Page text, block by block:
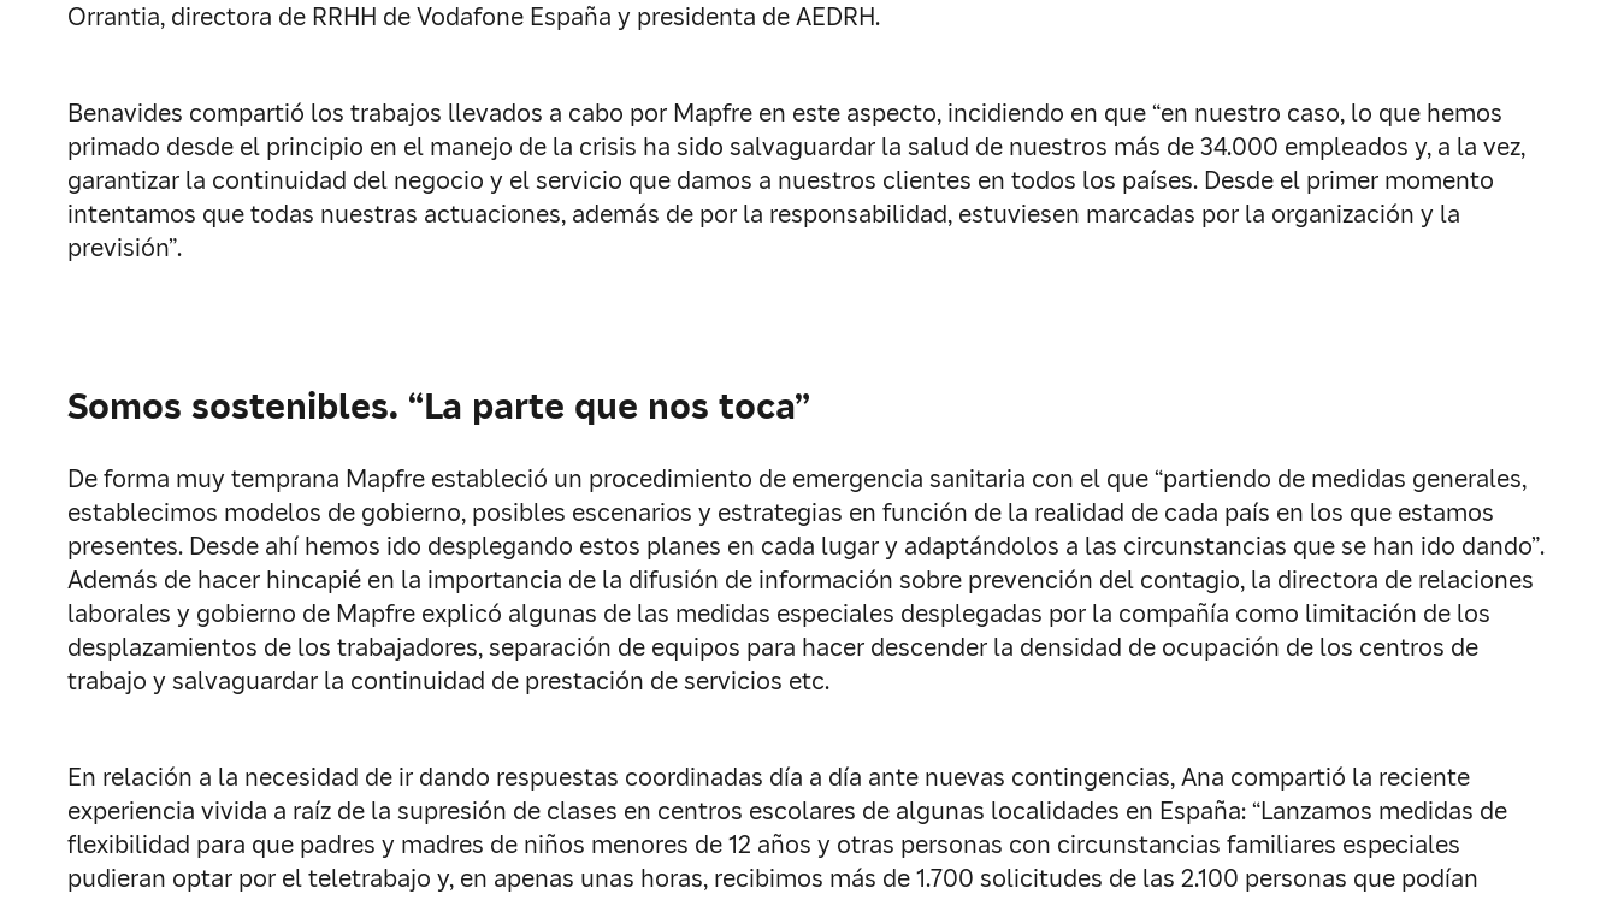
Orrantia, directora de RRHH de Vodafone España y presidenta de AEDRH.
Benavides compartió los trabajos llevados a cabo por Mapfre en este aspecto, incidiendo en que “en nuestro caso, lo que hemos
primado desde el principio en el manejo de la crisis ha sido salvaguardar la salud de nuestros más de 34.000 empleados y, a la vez,
garantizar la continuidad del negocio y el servicio que damos a nuestros clientes en todos los países. Desde el primer momento
intentamos que todas nuestras actuaciones, además de por la responsabilidad, estuviesen marcadas por la organización y la
previsión”.
Somos sostenibles. “La parte que nos toca”
De forma muy temprana Mapfre estableció un procedimiento de emergencia sanitaria con el que “partiendo de medidas generales,
establecimos modelos de gobierno, posibles escenarios y estrategias en función de la realidad de cada país en los que estamos
presentes. Desde ahí hemos ido desplegando estos planes en cada lugar y adaptándolos a las circunstancias que se han ido dando”.
Además de hacer hincapié en la importancia de la difusión de información sobre prevención del contagio, la directora de relaciones
laborales y gobierno de Mapfre explicó algunas de las medidas especiales desplegadas por la compañía como limitación de los
desplazamientos de los trabajadores, separación de equipos para hacer descender la densidad de ocupación de los centros de
trabajo y salvaguardar la continuidad de prestación de servicios etc.
En relación a la necesidad de ir dando respuestas coordinadas día a día ante nuevas contingencias, Ana compartió la reciente
experiencia vivida a raíz de la supresión de clases en centros escolares de algunas localidades en España: “Lanzamos medidas de
flexibilidad para que padres y madres de niños menores de 12 años y otras personas con circunstancias familiares especiales
pudieran optar por el teletrabajo y, en apenas unas horas, recibimos más de 1.700 solicitudes de las 2.100 personas que podían